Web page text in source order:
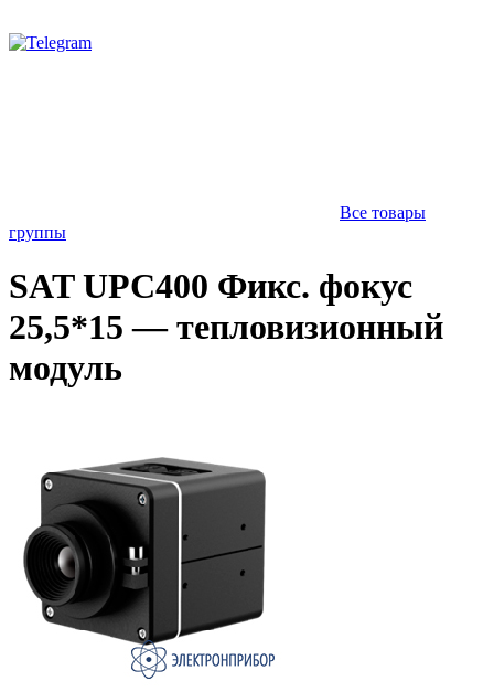
Все товары
группы
SAT UPC400 Фикс. фокус
25,5*15 — тепловизионный
модуль